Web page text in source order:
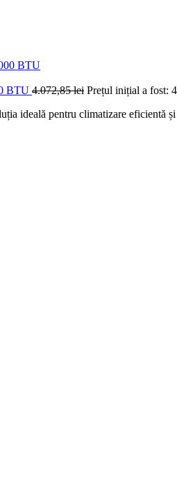
BTU 4.072,85lei Prețul inițial a fost:
ideală pentru climatizare eficientă